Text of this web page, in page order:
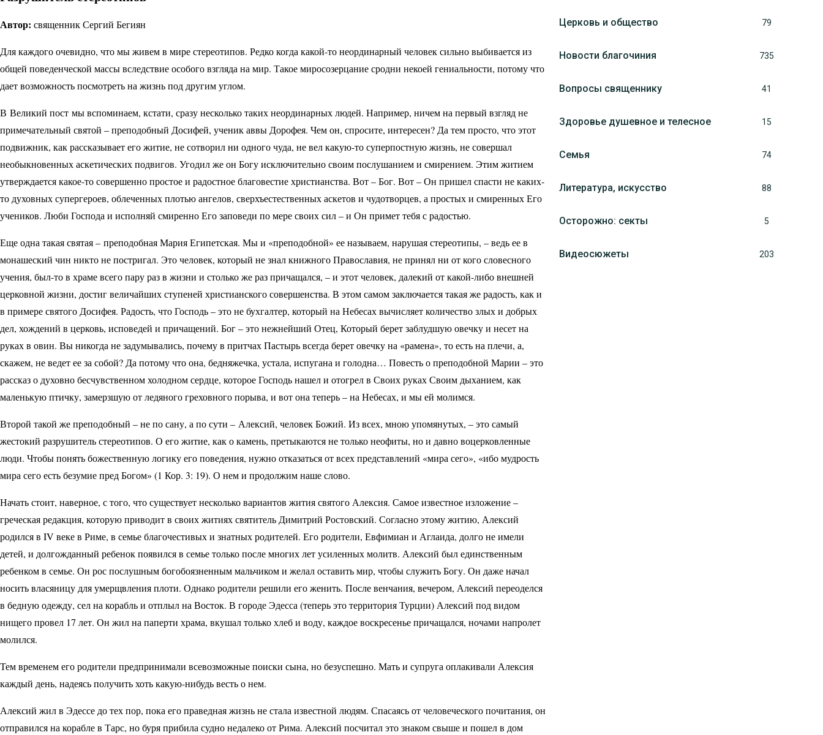
Автор: священник Сергий Бегиян
Для каждого очевидно, что мы живем в мире стереотипов. Редко когда какой-то неординарный человек сильно выбивается из
общей поведенческой массы вследствие особого взгляда на мир. Такое миросозерцание сродни некоей гениальности, потому что
дает возможность посмотреть на жизнь под другим углом.
В Великий пост мы вспоминаем, кстати, сразу несколько таких неординарных людей. Например, ничем на первый взгляд не
примечательный святой – преподобный Досифей, ученик аввы Дорофея. Чем он, спросите, интересен? Да тем просто, что этот
подвижник, как рассказывает его житие, не сотворил ни одного чуда, не вел какую-то суперпостную жизнь, не совершал
необыкновенных аскетических подвигов. Угодил же он Богу исключительно своим послушанием и смирением. Этим житием
утверждается какое-то совершенно простое и радостное благовестие христианства. Вот – Бог. Вот – Он пришел спасти не каких-
то духовных супергероев, облеченных плотью ангелов, сверхъестественных аскетов и чудотворцев, а простых и смиренных Его
учеников. Люби Господа и исполняй смиренно Его заповеди по мере своих сил – и Он примет тебя с радостью.
Еще одна такая святая – преподобная Мария Египетская. Мы и «преподобной» ее называем, нарушая стереотипы, – ведь ее в
монашеский чин никто не постригал. Это человек, который не знал книжного Православия, не принял ни от кого словесного
учения, был-то в храме всего пару раз в жизни и столько же раз причащался, – и этот человек, далекий от какой-либо внешней
церковной жизни, достиг величайших ступеней христианского совершенства. В этом самом заключается такая же радость, как и
в примере святого Досифея. Радость, что Господь – это не бухгалтер, который на Небесах вычисляет количество злых и добрых
дел, хождений в церковь, исповедей и причащений. Бог – это нежнейший Отец, Который берет заблудшую овечку и несет на
руках в овин. Вы никогда не задумывались, почему в притчах Пастырь всегда берет овечку на «рамена», то есть на плечи, а,
скажем, не ведет ее за собой? Да потому что она, бедняжечка, устала, испугана и голодна… Повесть о преподобной Марии – это
рассказ о духовно бесчувственном холодном сердце, которое Господь нашел и отогрел в Своих руках Своим дыханием, как
маленькую птичку, замерзшую от ледяного греховного порыва, и вот она теперь – на Небесах, и мы ей молимся.
Второй такой же преподобный – не по сану, а по сути – Алексий, человек Божий. Из всех, мною упомянутых, – это самый
жестокий разрушитель стереотипов. О его житие, как о камень, претыкаются не только неофиты, но и давно воцерковленные
люди. Чтобы понять божественную логику его поведения, нужно отказаться от всех представлений «мира сего», «ибо мудрость
мира сего есть безумие пред Богом» (1 Кор. 3: 19). О нем и продолжим наше слово.
Начать стоит, наверное, с того, что существует несколько вариантов жития святого Алексия. Самое известное изложение –
греческая редакция, которую приводит в своих житиях святитель Димитрий Ростовский. Согласно этому житию, Алексий
родился в IV веке в Риме, в семье благочестивых и знатных родителей. Его родители, Евфимиан и Аглаида, долго не имели
детей, и долгожданный ребенок появился в семье только после многих лет усиленных молитв. Алексий был единственным
ребенком в семье. Он рос послушным богобоязненным мальчиком и желал оставить мир, чтобы служить Богу. Он даже начал
носить власяницу для умерщвления плоти. Однако родители решили его женить. После венчания, вечером, Алексий переоделся
в бедную одежду, сел на корабль и отплыл на Восток. В городе Эдесса (теперь это территория Турции) Алексий под видом
нищего провел 17 лет. Он жил на паперти храма, вкушал только хлеб и воду, каждое воскресенье причащался, ночами напролет
молился.
Тем временем его родители предпринимали всевозможные поиски сына, но безуспешно. Мать и супруга оплакивали Алексия
каждый день, надеясь получить хоть какую-нибудь весть о нем.
Алексий жил в Эдессе до тех пор, пока его праведная жизнь не стала известной людям. Спасаясь от человеческого почитания, он
отправился на корабле в Тарс, но буря прибила судно недалеко от Рима. Алексий посчитал это знаком свыше и пошел в дом
Церковь и общество 79
Новости благочиния 735
Вопросы священнику 41
Здоровье душевное и телесное 15
Семья 74
Литература, искуcство 88
Осторожно: секты 5
Видеосюжеты 203